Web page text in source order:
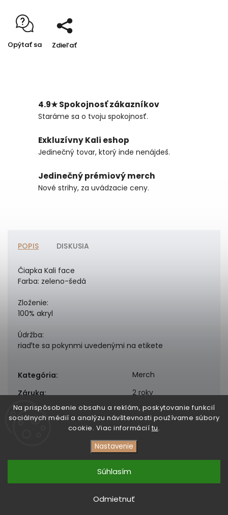
Na prispôsobenie obsahu a reklám, poskytovanie funkcií
sociálnych médií a analýzu návštevnosti používame súbory
cookie. Viac informácií tu.
Nastavenie
Odmietnuť
Súhlasím
Opýtať sa Zdieľať
4.9★ Spokojnosť zákazníkov
Staráme sa o tvoju spokojnosť.
Exkluzívny Kali eshop
Jedinečný tovar, ktorý inde nenájdeš.
Jedinečný prémiový merch
Nové strihy, za uvádzacie ceny.
POPIS DISKUSIA
Čiapka Kali face
Farba: zeleno-šedá
Zloženie:
100% akryl
Údržba:
riaďte sa pokynmi uvedenými na etikete
Kategória:
Merch
Záruka: 2 roky
DezertMusic. Všetky práva vyhradené.
Upraviť nastavenie cookies